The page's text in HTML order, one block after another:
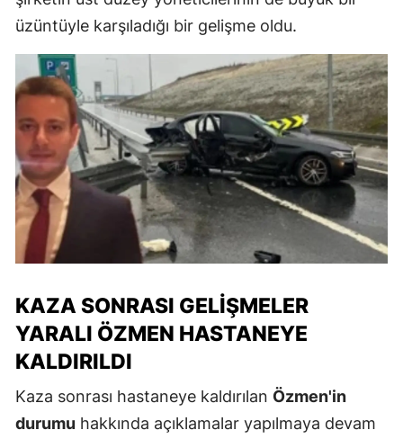
üzüntüyle karşıladığı bir gelişme oldu.
KAZA SONRASI GELIŞMELER
YARALI ÖZMEN HASTANEYE
KALDIRILDI
Kaza sonrası hastaneye kaldırılan Özmen'in
durumu hakkında açıklamalar yapılmaya devam